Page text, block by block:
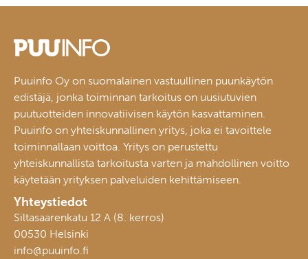
Puuinfo Oy on suomalainen vastuullinen puunkäytön
edistäjä, jonka toiminnan tarkoitus on uusiutuvien
puutuotteiden innovatiivisen käytön kasvattaminen.
Puuinfo on yhteiskunnallinen yritys, joka ei tavoittele
toiminnallaan voittoa. Yritys on perustettu
yhteiskunnallista tarkoitusta varten ja mahdollinen voitto
käytetään yrityksen palveluiden kehittämiseen.
Yhteystiedot
Siltasaarenkatu 12 A (8. kerros)
00530 Helsinki
info@puuinfo.fi